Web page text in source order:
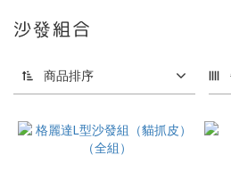
沙發組合
商品排序